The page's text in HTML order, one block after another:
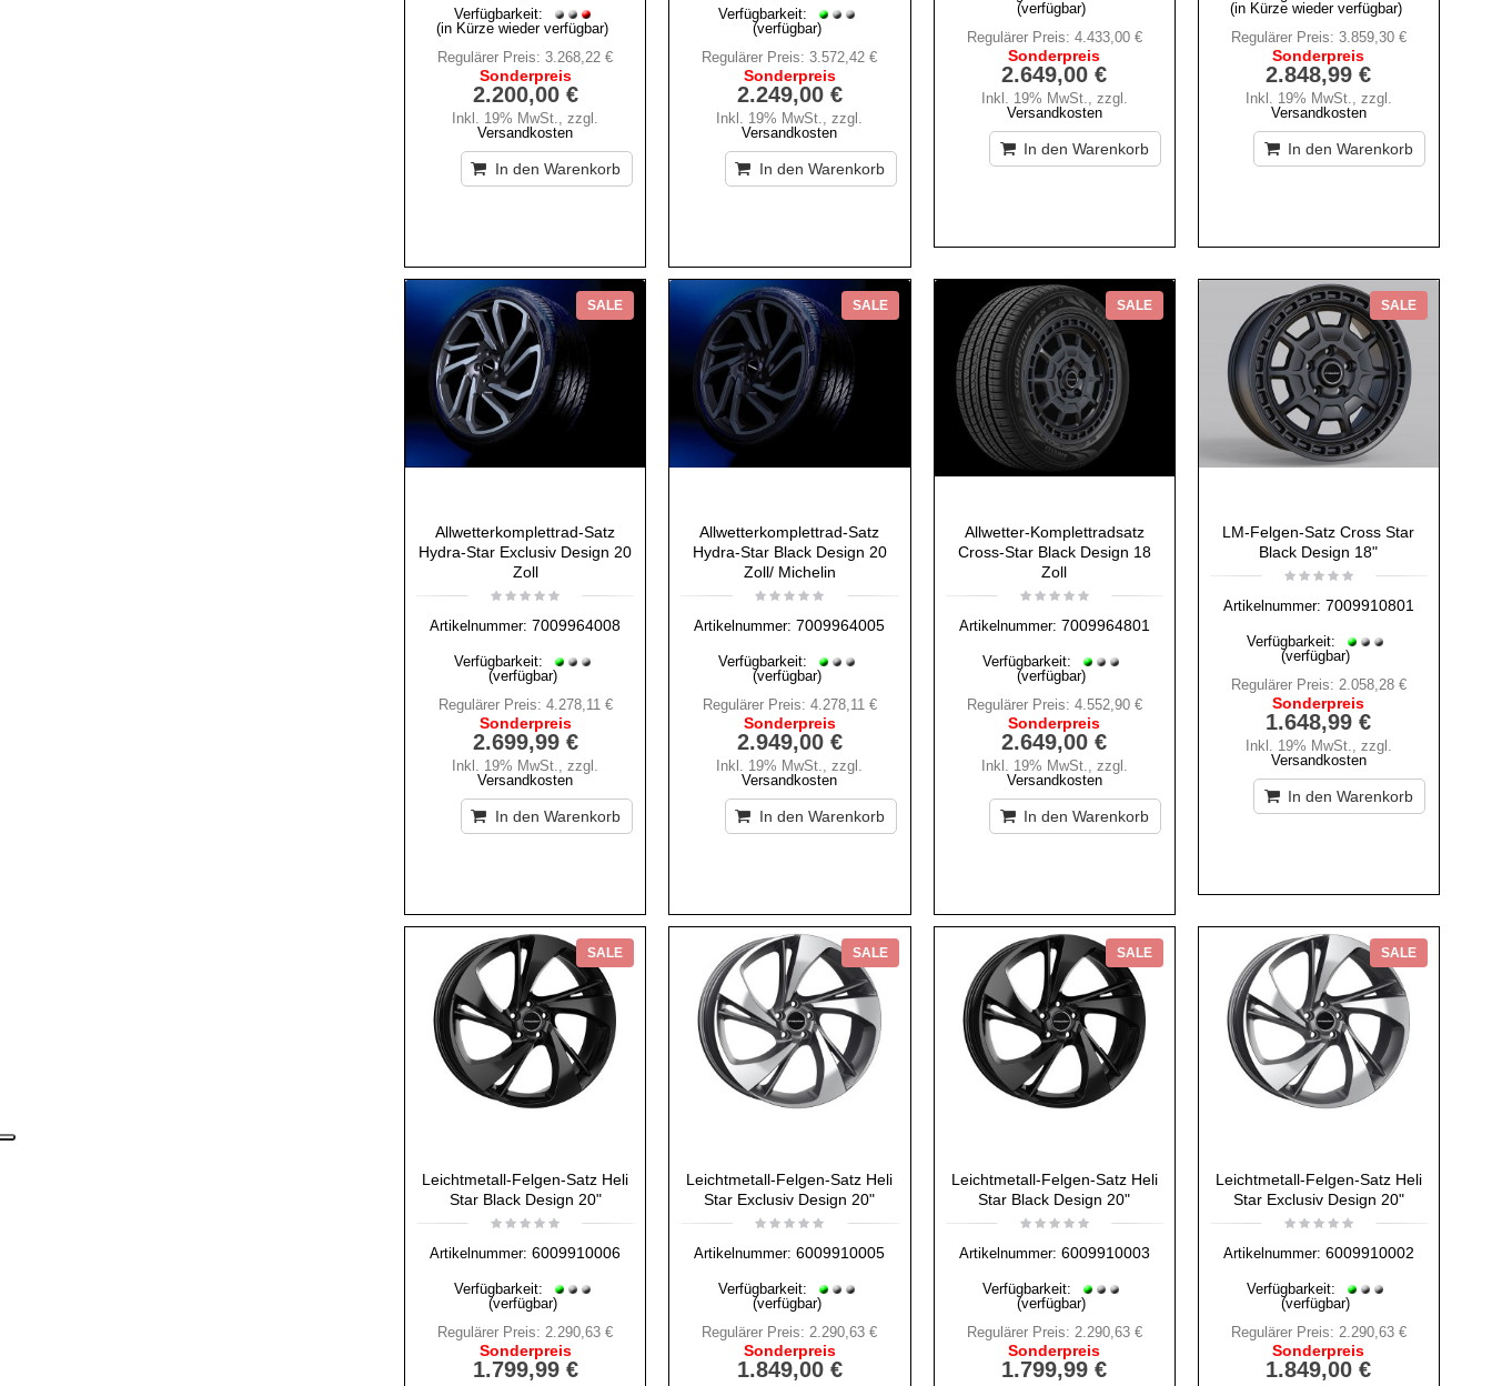
Verfügbarkeit:
(in Kürze wieder verfügbar)
Regulärer Preis: 3.268,22 €
Sonderpreis
2.200,00 €
Inkl. 19% MwSt.,zzgl.
Versandkosten
In den Warenkorb
Verfügbarkeit:
(verfügbar)
Regulärer Preis: 3.572,42 €
Sonderpreis
2.249,00 €
Inkl. 19% MwSt.,zzgl.
Versandkosten
In den Warenkorb
(verfügbar)
Regulärer Preis: 4.433,00 €
Sonderpreis
2.649,00 €
Inkl. 19% MwSt., zzgl.
Versandkosten
In den Warenkorb
(in Kürze wieder verfügbar)
Regulärer Preis: 3.859,30 €
Sonderpreis
2.848,99 €
Inkl. 19% MwSt., zzgl.
Versandkosten
In den Warenkorb
SALE
Allwetterkomplettrad-Satz
Hydra-Star Exclusiv Design 20
Zoll
Artikelnummer: 7009964008
Verfügbarkeit:
(verfügbar)
Regulärer Preis: 4.278,11 €
Sonderpreis
2.699,99 €
Inkl. 19% MwSt.,zzgl.
Versandkosten
In den Warenkorb
SALE
Allwetterkomplettrad-Satz
Hydra-Star Black Design 20
Zoll/ Michelin
Artikelnummer: 7009964005
Verfügbarkeit:
(verfügbar)
Regulärer Preis: 4.278,11 €
Sonderpreis
2.949,00 €
Inkl. 19% MwSt.,zzgl.
Versandkosten
In den Warenkorb
SALE
Allwetter-Komplettradsatz
Cross-Star Black Design 18
Zoll
Artikelnummer: 7009964801
Verfügbarkeit:
(verfügbar)
Regulärer Preis: 4.552,90 €
Sonderpreis
2.649,00 €
Inkl. 19% MwSt., zzgl.
Versandkosten
In den Warenkorb
SALE
LM-Felgen-Satz Cross Star
Black Design 18"
Artikelnummer: 7009910801
Verfügbarkeit:
(verfügbar)
Regulärer Preis: 2.058,28 €
Sonderpreis
1.648,99 €
Inkl. 19% MwSt., zzgl.
Versandkosten
In den Warenkorb
SALE
Leichtmetall-Felgen-Satz Heli
Star Black Design 20"
Artikelnummer: 6009910006
Verfügbarkeit:
(verfügbar)
Regulärer Preis: 2.290,63 €
Sonderpreis
1.799,99 €
SALE
Leichtmetall-Felgen-Satz Heli
Star Exclusiv Design 20"
Artikelnummer: 6009910005
Verfügbarkeit:
(verfügbar)
Regulärer Preis: 2.290,63 €
Sonderpreis
1.849,00 €
SALE
Leichtmetall-Felgen-Satz Heli
Star Black Design 20"
Artikelnummer: 6009910003
Verfügbarkeit:
(verfügbar)
Regulärer Preis: 2.290,63 €
Sonderpreis
1.799,99 €
SALE
Leichtmetall-Felgen-Satz Heli
Star Exclusiv Design 20"
Artikelnummer: 6009910002
Verfügbarkeit:
(verfügbar)
Regulärer Preis: 2.290,63 €
Sonderpreis
1.849,00 €